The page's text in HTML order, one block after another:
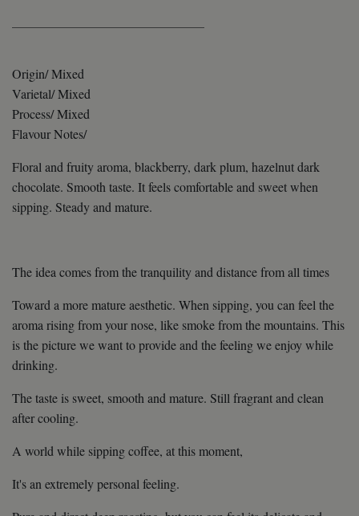
Origin/ Mixed
Varietal/ Mixed
Process/ Mixed
Flavour Notes/
Floral and fruity aroma, blackberry, dark plum, hazelnut dark
chocolate. Smooth taste. It feels comfortable and sweet when
sipping. Steady and mature.
The idea comes from the tranquility and distance from all times
Toward a more mature aesthetic. When sipping, you can feel the
aroma rising from your nose, like smoke from the mountains. This
is the picture we want to provide and the feeling we enjoy while
drinking.
The taste is sweet, smooth and mature. Still fragrant and clean
after cooling.
A world while sipping coffee, at this moment,
It's an extremely personal feeling.